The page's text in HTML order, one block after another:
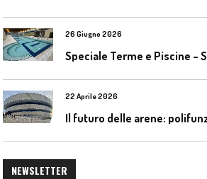
26 Giugno 2026
22 Aprile 2026
NEWSLETTER